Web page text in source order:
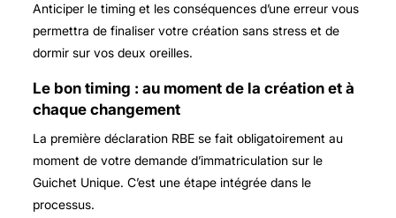
Anticiper le timing et les conséquences d’une erreur vous
permettra de finaliser votre création sans stress et de
dormir sur vos deux oreilles.
Le bon timing : au moment de la création et à
chaque changement
La première déclaration RBE se fait obligatoirement au
moment de votre demande d’immatriculation sur le
Guichet Unique. C’est une étape intégrée dans le
processus.